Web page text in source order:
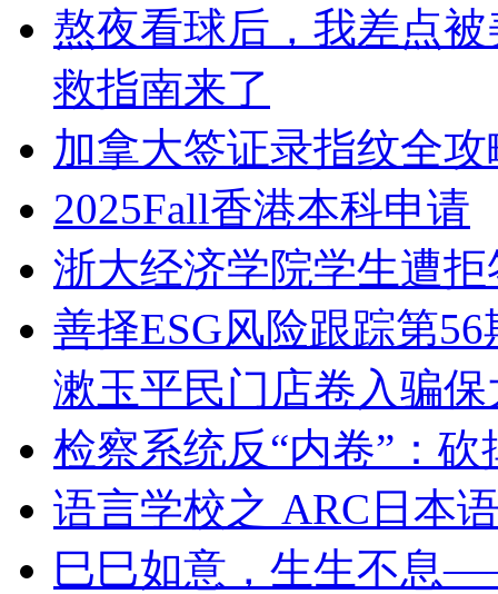
熬夜看球后，我差点
救指南来了
加拿大签证录指纹全攻
2025Fall香港本科申请
浙大经济学院学生遭
善择ESG风险跟踪第
漱玉平民门店卷入骗保
检察系统反“内卷”：砍
语言学校之 ARC日本
巳巳如意，生生不息